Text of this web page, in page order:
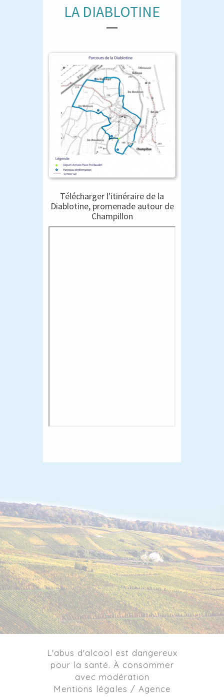
LA DIABLOTINE
Télécharger l'itinéraire de la
Diablotine, promenade autour de
Champillon
L'abus d'alcool est dangereux
pour la santé. À consommer
avec modération
Mentions légales / Agence